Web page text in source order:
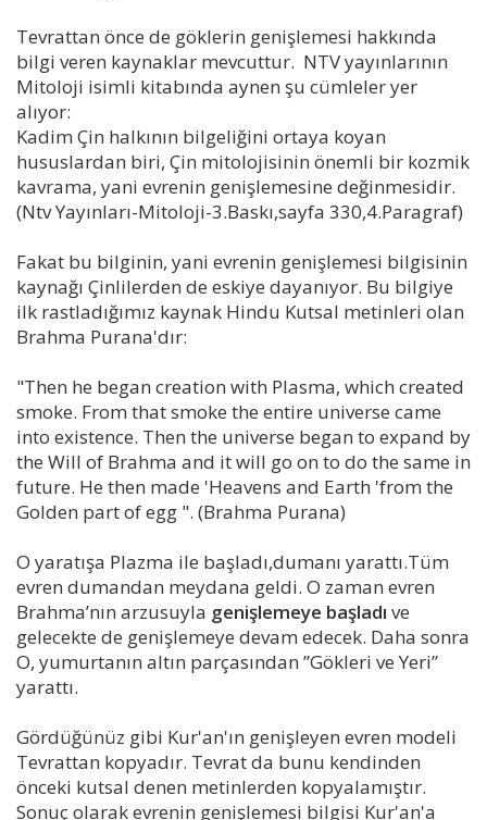
Tevrattan önce de göklerin genişlemesi hakkında
bilgi veren kaynaklar mevcuttur. NTV yayınlarının
Mitoloji isimli kitabında aynen şu cümleler yer
alıyor:
Kadim Çin halkının bilgeliğini ortaya koyan
hususlardan biri, Çin mitolojisinin önemli bir kozmik
kavrama, yani evrenin genişlemesine değinmesidir.
(Ntv Yayınları-Mitoloji-3.Baskı,sayfa 330,4.Paragraf)
Fakat bu bilginin, yani evrenin genişlemesi bilgisinin
kaynağı Çinlilerden de eskiye dayanıyor. Bu bilgiye
ilk rastladığımız kaynak Hindu Kutsal metinleri olan
Brahma Purana'dır:
"Then he began creation with Plasma, which created
smoke. From that smoke the entire universe came
into existence. Then the universe began to expand by
the Will of Brahma and it will go on to do the same in
future. He then made 'Heavens and Earth 'from the
Golden part of egg ". (Brahma Purana)
O yaratışa Plazma ile başladı,dumanı yarattı.Tüm
evren dumandan meydana geldi. O zaman evren
Brahma’nın arzusuyla genişlemeye başladı ve
gelecekte de genişlemeye devam edecek. Daha sonra
O, yumurtanın altın parçasından ”Gökleri ve Yeri”
yarattı.
Gördüğünüz gibi Kur'an'ın genişleyen evren modeli
Tevrattan kopyadır. Tevrat da bunu kendinden
önceki kutsal denen metinlerden kopyalamıştır.
Sonuç olarak evrenin genişlemesi bilgisi Kur'an'a